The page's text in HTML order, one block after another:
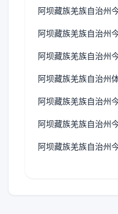
阿坝藏族羌族自治州
阿坝藏族羌族自治州
阿坝藏族羌族自治州
阿坝藏族羌族自治州
阿坝藏族羌族自治州
阿坝藏族羌族自治州
阿坝藏族羌族自治州